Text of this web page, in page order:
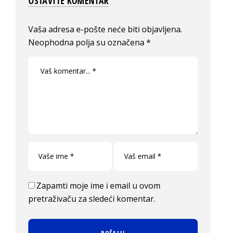
Vaša adresa e-pošte neće biti objavljena.
Neophodna polja su označena*
Zapamti moje ime i email u ovom
pretraživaču za sledeći komentar.